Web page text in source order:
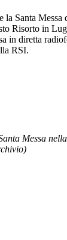
la Santa Messa
Risorto in
in diretta
RSI.
Messa